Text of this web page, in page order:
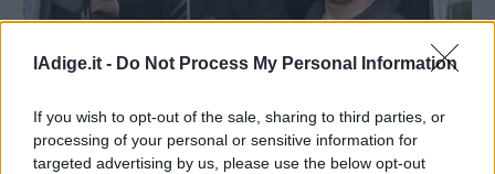
lAdige.it - Do Not Process My Personal Information
If you wish to opt-out of the sale, sharing to third parties, or
processing of your personal or sensitive information for
targeted advertising by us, please use the below opt-out
SPORT
Alex Schwazer "è sollevato dalla sentenza",
il suo legale replica alla Wada